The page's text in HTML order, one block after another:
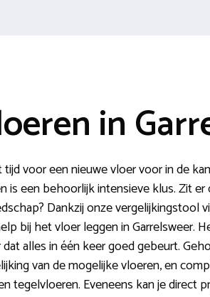
in
voor een nieuwe vloer voor in de
is een behoorlijk intensieve klus. Zit
Dankzij onze vergelijkingstool
bij het vloer leggen in Garrelsweer.
alles in één keer goed gebeurt.
van de mogelijke vloeren, en
tegelvloeren. Eveneens kan je direct